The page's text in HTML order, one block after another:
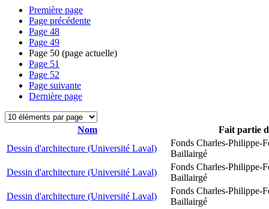
Première page
Page précédente
Page 48
Page 49
Page 50 (page actuelle)
Page 51
Page 52
Page suivante
Dernière page
Nom
Fait partie
Dessin d'architecture (Université Laval)
Fonds Charles-Philippe-
Baillairgé
Dessin d'architecture (Université Laval)
Fonds Charles-Philippe-
Baillairgé
Dessin d'architecture (Université Laval)
Fonds Charles-Philippe-
Baillairgé